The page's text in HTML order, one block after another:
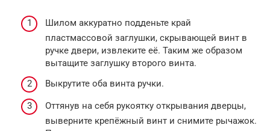
Шилом аккуратно подденьте край
пластмассовой заглушки, скрывающей винт в
ручке двери, извлеките её. Таким же образом
вытащите заглушку второго винта.
Выкрутите оба винта ручки.
Оттянув на себя рукоятку открывания дверцы,
выверните крепёжный винт и снимите рычажок.